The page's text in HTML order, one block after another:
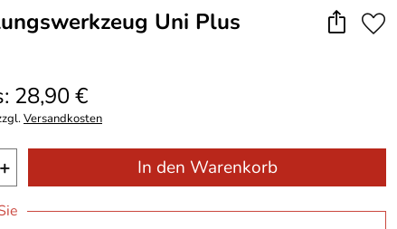
Uni Plus
28,90 €
Versandkosten
+ In den Warenkorb